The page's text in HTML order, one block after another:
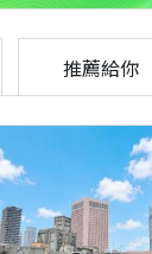
推薦給你